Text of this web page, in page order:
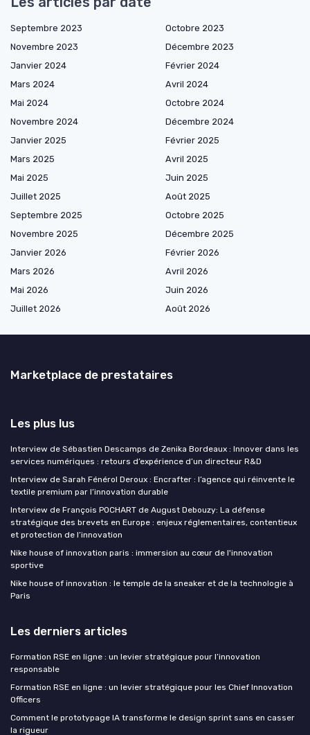
Septembre 2023
Octobre 2023
Novembre 2023
Décembre 2023
Janvier 2024
Février 2024
Mars 2024
Avril 2024
Mai 2024
Octobre 2024
Novembre 2024
Décembre 2024
Janvier 2025
Février 2025
Mars 2025
Avril 2025
Mai 2025
Juin 2025
Juillet 2025
Août 2025
Septembre 2025
Octobre 2025
Novembre 2025
Décembre 2025
Janvier 2026
Février 2026
Mars 2026
Avril 2026
Mai 2026
Juin 2026
Juillet 2026
Août 2026
Marketplace de prestataires
Les plus lus
Interview de Sébastien Descamps de Zenika Bordeaux : Innover dans les
services numériques : retours d’expérience d’un directeur R&D
Interview de Sarah Fénérol Deroux : Encrafter : l’agence qui réinvente le
textile premium par l’innovation durable
Interview de François POCHART de August Debouzy: La défense
stratégique des brevets en Europe : enjeux réglementaires, contentieux
et protection de l’innovation
Nike house of innovation paris : immersion au cœur de l'innovation
sportive
Nike house of innovation : le temple de la sneaker et de la technologie à
Paris
Les derniers articles
Formation RSE en ligne : un levier stratégique pour l’innovation
responsable
Formation RSE en ligne : un levier stratégique pour les Chief Innovation
Officers
Comment le prototypage IA transforme le design sprint sans en casser
la rigueur